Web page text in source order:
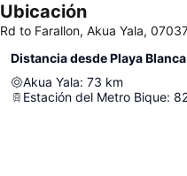
Ubicación
Rd to Farallon, Akua Yala,
Distancia desde Playa
Akua Yala: 73 km
Estación del Metro Bique: